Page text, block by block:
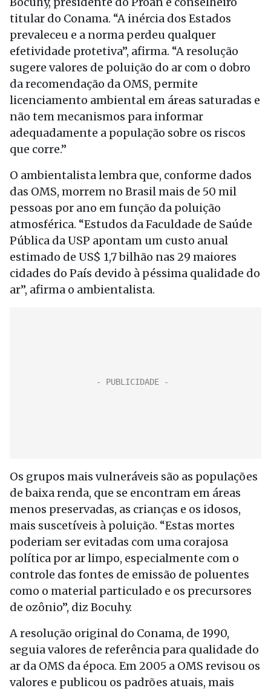
titular do Conama. “A inércia dos Estados
prevaleceu e a norma perdeu qualquer
efetividade protetiva”, afirma. “A resolução
sugere valores de poluição do ar com o dobro
da recomendação da OMS, permite
licenciamento ambiental em áreas saturadas e
não tem mecanismos para informar
adequadamente a população sobre os riscos
que corre.”
O ambientalista lembra que, conforme dados
das OMS, morrem no Brasil mais de 50 mil
pessoas por ano em função da poluição
atmosférica. “Estudos da Faculdade de Saúde
Pública da USP apontam um custo anual
estimado de US$ 1,7 bilhão nas 29 maiores
cidades do País devido à péssima qualidade do
ar”, afirma o ambientalista.
Os grupos mais vulneráveis são as populações
de baixa renda, que se encontram em áreas
menos preservadas, as crianças e os idosos,
mais suscetíveis à poluição. “Estas mortes
poderiam ser evitadas com uma corajosa
política por ar limpo, especialmente com o
controle das fontes de emissão de poluentes
como o material particulado e os precursores
de ozônio”, diz Bocuhy.
A resolução original do Conama, de 1990,
seguia valores de referência para qualidade do
ar da OMS da época. Em 2005 a OMS revisou os
valores e publicou os padrões atuais, mais